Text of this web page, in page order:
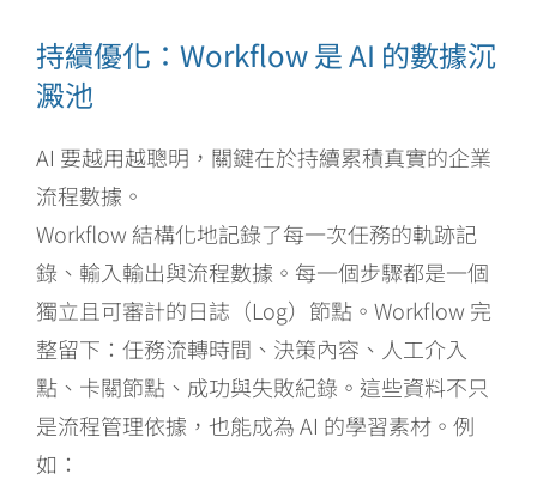
持續優化：Workflow 是 AI 的數據沉
澱池
AI 要越用越聰明，關鍵在於持續累積真實的企業
流程數據。
Workflow 結構化地記錄了每一次任務的軌跡記
錄、輸入輸出與流程數據。每一個步驟都是一個
獨立且可審計的日誌（Log）節點。Workflow 完
整留下：任務流轉時間、決策內容、人工介入
點、卡關節點、成功與失敗紀錄。這些資料不只
是流程管理依據，也能成為 AI 的學習素材。例
如：